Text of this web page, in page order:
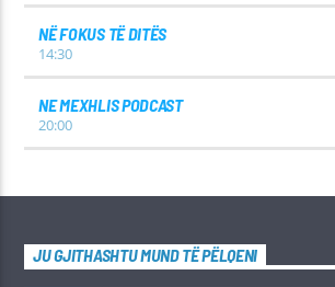
NË FOKUS TË DITËS
14:30
NE MEXHLIS PODCAST
20:00
JU GJITHASHTU MUND TË PËLQENI